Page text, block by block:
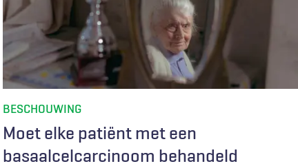
Moet elke patiënt met een
basaalcelcarcinoom behandeld
BESCHOUWING